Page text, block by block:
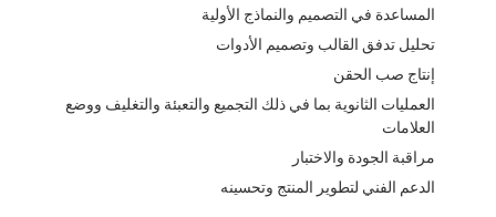
خدمات صب الحقن
خدمة صب حقن البلاستيك
صب حقن مزدوج
صب حقن دقيقة
المساعدة في التصميم والنماذج الأولية
تحليل تدفق القالب وتصميم الأدوات
إنتاج صب الحقن
العمليات الثانوية بما في ذلك التجميع والتعبئة والتغليف ووضع
العلامات
مراقبة الجودة والاختبار
الدعم الفني لتطوير المنتج وتحسينه